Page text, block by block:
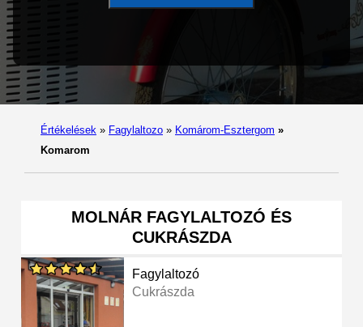
Értékelések » Fagylaltozo » Komárom-Esztergom »
Komarom
MOLNÁR FAGYLALTOZÓ ÉS
CUKRÁSZDA
Fagylaltozó
Cukrászda